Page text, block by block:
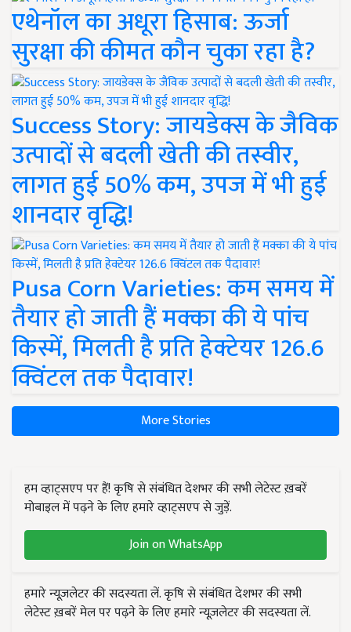
एथेनॉल का अधूरा हिसाब: ऊर्जा
सुरक्षा की कीमत कौन चुका रहा है?
Success Story: जायडेक्स के जैविक
उत्पादों से बदली खेती की तस्वीर,
लागत हुई 50% कम, उपज में भी हुई
शानदार वृद्धि!
Pusa Corn Varieties: कम समय में
तैयार हो जाती हैं मक्का की ये पांच
किस्में, मिलती है प्रति हेक्टेयर 126.6
क्विंटल तक पैदावार!
More Stories
हम व्हाट्सएप पर हैं! कृषि से संबंधित देशभर की सभी लेटेस्ट ख़बरें
मोबाइल में पढ़ने के लिए हमारे व्हाट्सएप से जुड़ें.
Join on WhatsApp
हमारे न्यूज़लेटर की सदस्यता लें. कृषि से संबंधित देशभर की सभी
लेटेस्ट ख़बरें मेल पर पढ़ने के लिए हमारे न्यूज़लेटर की सदस्यता लें.